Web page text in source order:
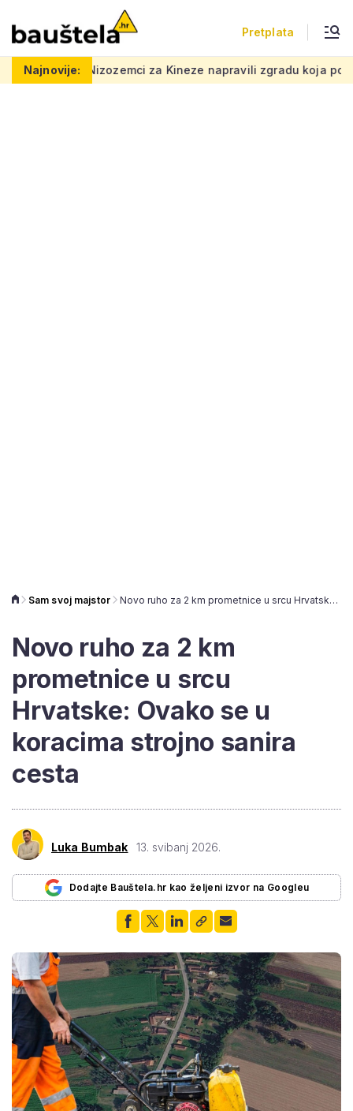
Pretplata
Najnovije:
za Kineze napravili zgradu koja pomiče granice, boje i
Sam svoj majstor Novo ruho za 2 km prometnice u srcu Hrvatske: Ovako se u koracima strojno sanira cesta
Novo ruho za 2 km
prometnice u srcu
Hrvatske: Ovako se u
koracima strojno sanira
cesta
Luka Bumbak 13. svibanj 2026.
Dodajte Bauštela.hr kao željeni izvor na Googleu